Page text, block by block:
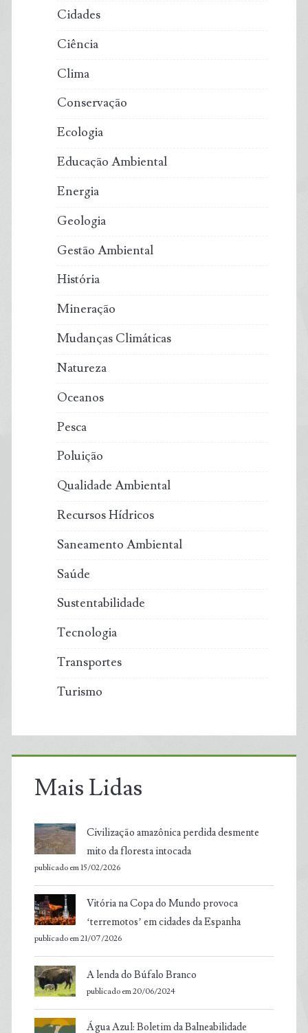
Cidades
Ciência
Clima
Conservação
Ecologia
Educação Ambiental
Energia
Geologia
Gestão Ambiental
História
Mineração
Mudanças Climáticas
Natureza
Oceanos
Pesca
Poluição
Qualidade Ambiental
Recursos Hídricos
Saneamento Ambiental
Saúde
Sustentabilidade
Tecnologia
Transportes
Turismo
Mais Lidas
Civilização amazônica perdida desmente
mito da floresta intocada
publicado em 15/02/2026
Vitória na Copa do Mundo provoca
‘terremotos’ em cidades da Espanha
publicado em 21/07/2026
A lenda do Búfalo Branco
publicado em 20/06/2024
Água Azul: Boletim da Balneabilidade